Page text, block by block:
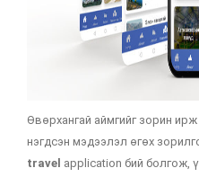
Өвөрхангай аймгийг зорин
нэгдсэн мэдээлэл өгөх
travel application бий болгож,